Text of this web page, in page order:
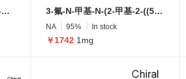
3-(4-(1H-吡唑-4-基)喹啉-6-基)苯磺酰胺 3-氟-N-甲基-N-(2-甲基-2-((5-(三氟甲基)嘧啶-2-基)氨基)丙基)-2-(2H-1,2,3-三唑-2-基)苯甲酰胺
NA 95% In stock
￥1742 1mg